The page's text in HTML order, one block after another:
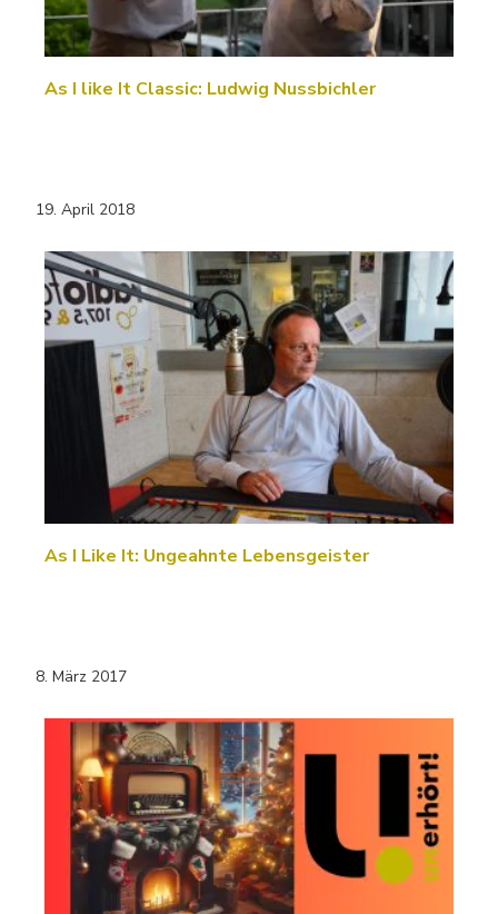
As I like It Classic: Ludwig Nussbichler
19. April 2018
As I Like It: Ungeahnte Lebensgeister
8. März 2017